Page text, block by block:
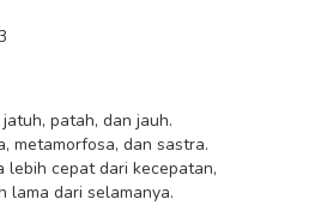
patah, dan jauh.
metamorfosa, dan sastra.
lebih cepat dari kecepatan,
lama dari selamanya.